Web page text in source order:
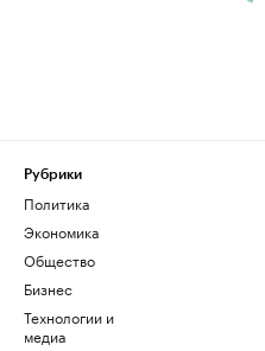
Рубрики
Политика
Экономика
Общество
Бизнес
Технологии и
медиа